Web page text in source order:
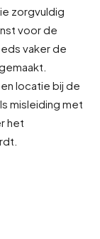
zorgvuldig
voor de
vaker de
locatie bij de
misleiding met
het